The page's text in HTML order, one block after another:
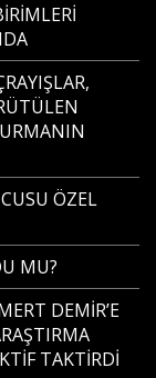
ÖZEL
MU?
DEMİR’E
TAKTİRDİ